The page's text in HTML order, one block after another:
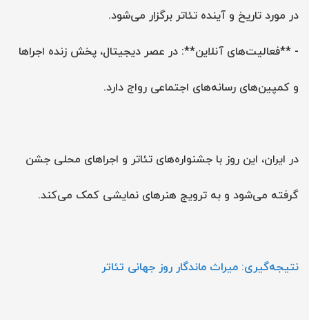
در مورد تاریخ و آینده تئاتر برگزار می‌شود.
- **فعالیت‌های آنلاین**: در عصر دیجیتال، پخش زنده اجراها
و کمپین‌های رسانه‌های اجتماعی رواج دارد.
در ایران، این روز با جشنواره‌های تئاتر و اجراهای محلی جشن
گرفته می‌شود و به ترویج هنرهای نمایشی کمک می‌کند.
نتیجه‌گیری: میراث ماندگار روز جهانی تئاتر